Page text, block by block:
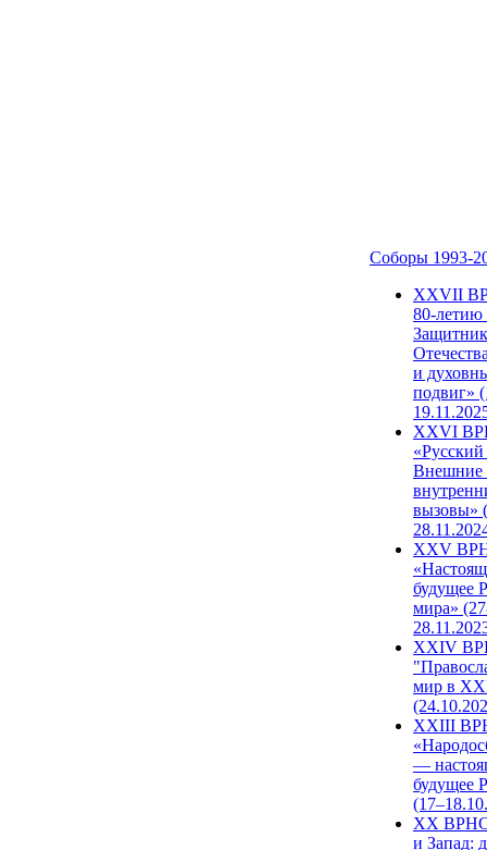
Соборы 1993-
ХХVII
80-
и
подвиг»
XXVI
Внешние
вызовы»
XXV
будущее
мира»
XXIV
мир в
XXIII
—
будущее
XX ВРНС
и Запад: